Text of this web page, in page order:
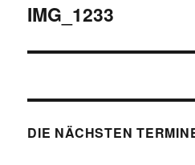
IMG_1233
DIE NÄCHSTEN